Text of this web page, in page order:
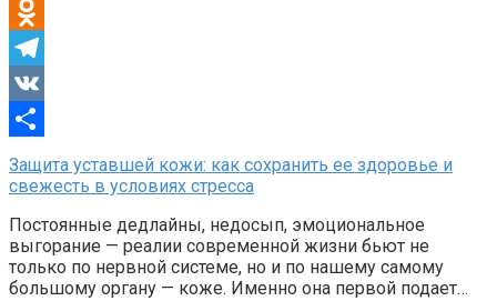
Mail.Ru
Odnoklassniki
Telegram
VK
Отправить
Защита уставшей кожи: как сохранить ее здоровье и
свежесть в условиях стресса
Постоянные дедлайны, недосып, эмоциональное
выгорание — реалии современной жизни бьют не
только по нервной системе, но и по нашему самому
большому органу — коже. Именно она первой подает…